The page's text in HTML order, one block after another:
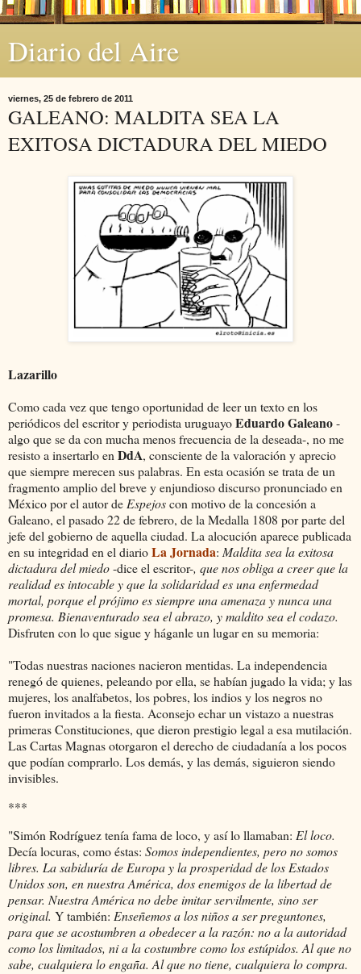
Diario del Aire
viernes, 25 de febrero de 2011
GALEANO: MALDITA SEA LA
EXITOSA DICTADURA DEL MIEDO
Lazarillo
Como cada vez que tengo oportunidad de leer un texto en los
periódicos del escritor y periodista uruguayoEduardo Galeano-
algo que se da con mucha menos frecuencia de la deseada-, no me
resisto a insertarlo en DdA, consciente de la valoración y aprecio
que siempre merecen sus palabras. En esta ocasión se trata de un
fragmento amplio del breve y enjundioso discurso pronunciado en
México por el autor de Espejoscon motivo de la concesión a
Galeano, el pasado 22 de febrero, de la Medalla 1808 por parte del
jefe del gobierno de aquella ciudad. La alocución aparece publicada
en su integridad en el diarioLa Jornada: Maldita sea la exitosa
dictadura del miedo-dice el escritor-, que nos obliga a creer que la
realidad es intocable y que la solidaridad es una enfermedad
mortal, porque el prójimo es siempre una amenaza y nunca una
promesa. Bienaventurado sea el abrazo, y maldito sea el codazo.
Disfruten con lo que sigue y háganle un lugar en su memoria:
"Todas nuestras naciones nacieron mentidas. La independencia
renegó de quienes, peleando por ella, se habían jugado la vida; y las
mujeres, los analfabetos, los pobres, los indios y los negros no
fueron invitados a la fiesta. Aconsejo echar un vistazo a nuestras
primeras Constituciones, que dieron prestigio legal a esa mutilación.
Las Cartas Magnas otorgaron el derecho de ciudadanía a los pocos
que podían comprarlo. Los demás, y las demás, siguieron siendo
invisibles.
***
"Simón Rodríguez tenía fama de loco, y así lo llamaban: El loco.
Decía locuras, como éstas: Somos independientes, pero no somos
libres. La sabiduría de Europa y la prosperidad de los Estados
Unidos son, en nuestra América, dos enemigos de la libertad de
pensar. Nuestra América no debe imitar servilmente, sino ser
original. Y también: Enseñemos a los niños a ser preguntones,
para que se acostumbren a obedecer a la razón: no a la autoridad
como los limitados, ni a la costumbre como los estúpidos. Al que no
sabe, cualquiera lo engaña. Al que no tiene, cualquiera lo compra.